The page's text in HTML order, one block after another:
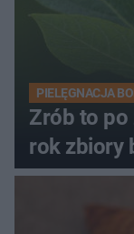
PIELĘGNACJA
Zrób to po
rok zbiory